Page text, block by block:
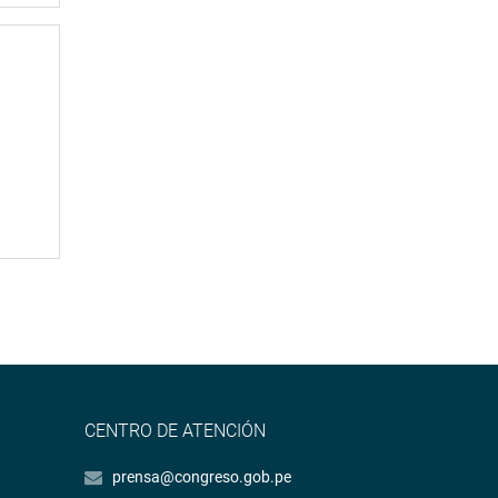
CENTRO DE ATENCIÓN
prensa@congreso.gob.pe